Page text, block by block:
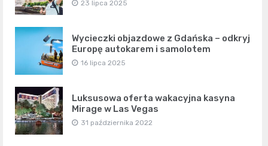
23 lipca 2025
Wycieczki objazdowe z Gdańska – odkryj
Europę autokarem i samolotem
16 lipca 2025
Luksusowa oferta wakacyjna kasyna
Mirage w Las Vegas
31 października 2022